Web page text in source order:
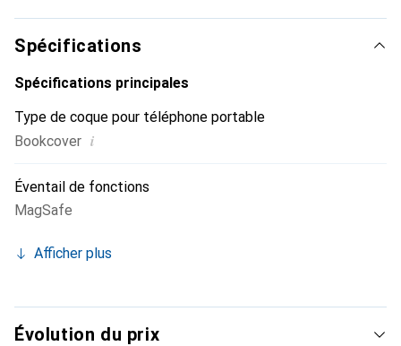
marque Noreve est un choix sûr pour une clientèle
exigeante.
Spécifications
Spécifications principales
Type de coque pour téléphone portable
Bookcover i
Éventail de fonctions
MagSafe
Afficher plus
Évolution du prix